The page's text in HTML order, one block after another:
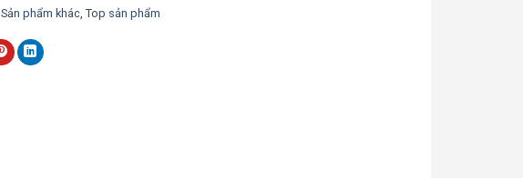
,Sản phẩm khác ,Top sản phẩm